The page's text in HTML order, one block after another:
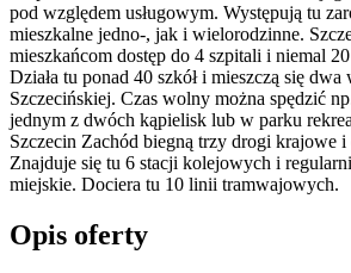
pod względem usługowym. Występują tu
mieszkalne jedno-, jak i wielorodzinne.
mieszkańcom dostęp do 4 szpitali i niemal
Działa tu ponad 40 szkół i mieszczą się
Szczecińskiej. Czas wolny można spędzić
jednym z dwóch kąpielisk lub w parku
Szczecin Zachód biegną trzy drogi krajowe
Znajduje się tu 6 stacji kolejowych i
miejskie. Dociera tu 10 linii tramwajowych.
Opis oferty